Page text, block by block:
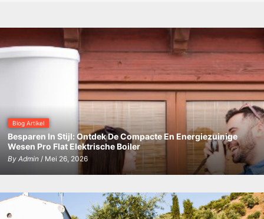
Blog Artikel
Besparen In Stijl: Ontdek De Compacte En Energiezuinige
Wesen Pro Flat Elektrische Boiler
By Admin/ Mei 26, 2026